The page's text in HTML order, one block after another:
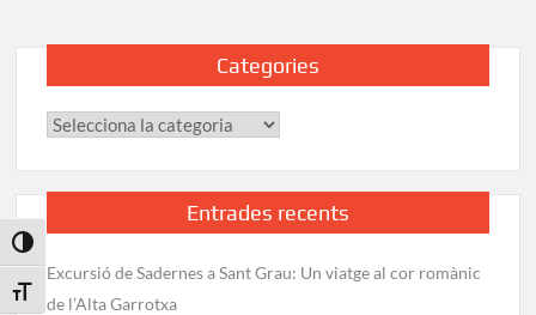
Toggle High Contrast
Toggle Font size
Categories
Categories
Entrades recents
Excursió de Sadernes a Sant Grau: Un viatge al cor romànic
de l’Alta Garrotxa